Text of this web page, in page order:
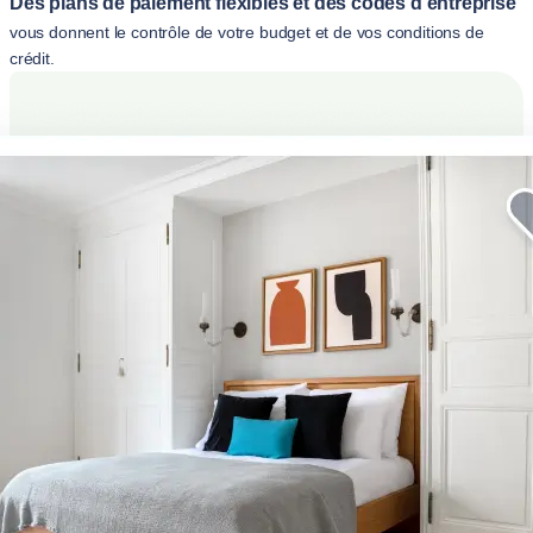
vous donnent le contrôle de votre budget et de vos conditions de
crédit.
Améliorez votre séjour